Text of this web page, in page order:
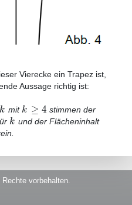
Vierecke ein Trapez ist,
Aussage richtig ist:
k mit k ≥ 4 stimmen der
k und der Flächeninhalt
vorbehalten.